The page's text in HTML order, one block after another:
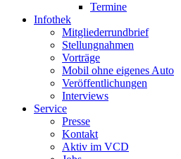
Termine
Infothek
Mitgliederrundbrief
Stellungnahmen
Vorträge
Mobil ohne eigenes Auto
Veröffentlichungen
Interviews
Service
Presse
Kontakt
Aktiv im VCD